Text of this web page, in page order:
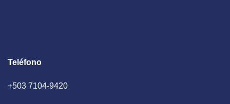
Teléfono
+503 7104-9420